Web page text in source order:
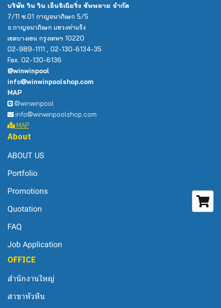
บริษัท วิน วิน เอ็นจิเนียริ่ง ซัพพลาย จำกัด
7/11 ซ.01 กาญจนาภิเษก 5/5
ถ.กาญจนาภิเษก แขวงท่าแร้ง
เขตบางเขน กรุงเทพฯ 10220
02-989-1111 , 02-130-6134-35
Fax. 02-130-6136
@winwinpool
info@winwinpoolshop.com
MAP
@winwinpool
info@winwinpoolshop.com
MAP
About
ABOUT US
Portfolio
Promotions
Quotation
FAQ
Job Application
OFFICE
สำนักงานใหญ่
สาขาหัวหิน